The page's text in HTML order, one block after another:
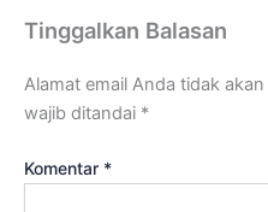
Tinggalkan Balasan
Alamat email Anda tidak
wajib ditandai *
Komentar *